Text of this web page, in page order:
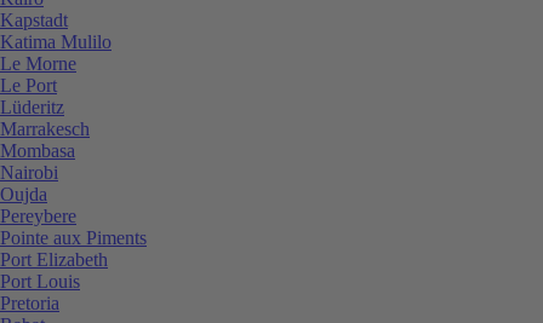
Kapstadt
Katima Mulilo
Le Morne
Le Port
Lüderitz
Marrakesch
Mombasa
Nairobi
Oujda
Pereybere
Pointe aux Piments
Port Elizabeth
Port Louis
Pretoria